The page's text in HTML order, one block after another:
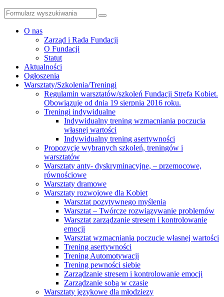
Szukaj
O nas
Zarząd i Rada Fundacji
O Fundacji
Statut
Aktualności
Ogłoszenia
Warsztaty/Szkolenia/Treningi
Regulamin warsztatów/szkoleń Fundacji Strefa Kobiet.
Obowiązuje od dnia 19 sierpnia 2016 roku.
Treningi indywidualne
Indywidualny trening wzmacniania poczucia
własnej wartości
Indywidualny trening asertywności
Propozycje wybranych szkoleń, treningów i
warsztatów
Warsztaty anty- dyskryminacyjne, – przemocowe,
równościowe
Warsztaty dramowe
Warsztaty rozwojowe dla Kobiet
Warsztat pozytywnego myślenia
Warsztat – Twórcze rozwiązywanie problemów
Warsztat zarządzanie stresem i kontrolowanie
emocji
Warsztat wzmacniania poczucie własnej wartości
Trening asertywności
Trening Automotywacji
Trening pewności siebie
Zarządzanie stresem i kontrolowanie emocji
Zarządzanie sobą w czasie
Warsztaty językowe dla młodziezy